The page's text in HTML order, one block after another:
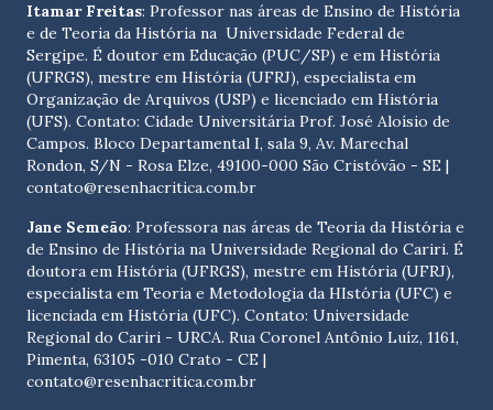
Itamar Freitas: Professor nas áreas de Ensino de História
e de Teoria da História na Universidade Federal de
Sergipe. É doutor em Educação (PUC/SP) e em História
(UFRGS), mestre em História (UFRJ), especialista em
Organização de Arquivos (USP) e licenciado em História
(UFS). Contato: Cidade Universitária Prof. José Aloísio de
Campos. Bloco Departamental I, sala 9, Av. Marechal
Rondon, S/N - Rosa Elze, 49100-000 São Cristóvão - SE |
contato@resenhacritica.com.br
Jane Semeão: Professora nas áreas de Teoria da História e
de Ensino de História na Universidade Regional do Cariri. É
doutora em História (UFRGS), mestre em História (UFRJ),
especialista em Teoria e Metodologia da HIstória (UFC) e
licenciada em História (UFC). Contato: Universidade
Regional do Cariri - URCA. Rua Coronel Antônio Luíz, 1161,
Pimenta, 63105 -010 Crato - CE |
contato@resenhacritica.com.br